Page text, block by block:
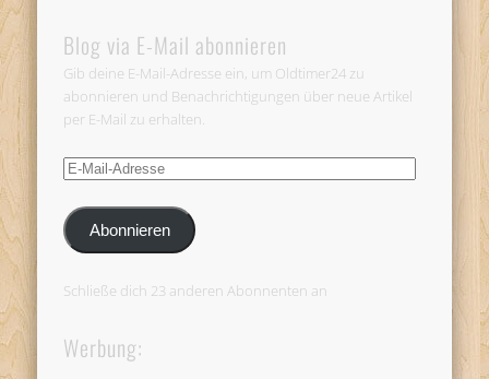
Blog via E-Mail abonnieren
Gib deine E-Mail-Adresse ein, um Oldtimer24 zu
abonnieren und Benachrichtigungen über neue Artikel
per E-Mail zu erhalten.
E-
Adresse
Abonnieren
Schließe dich 23 anderen Abonnenten an
Werbung: